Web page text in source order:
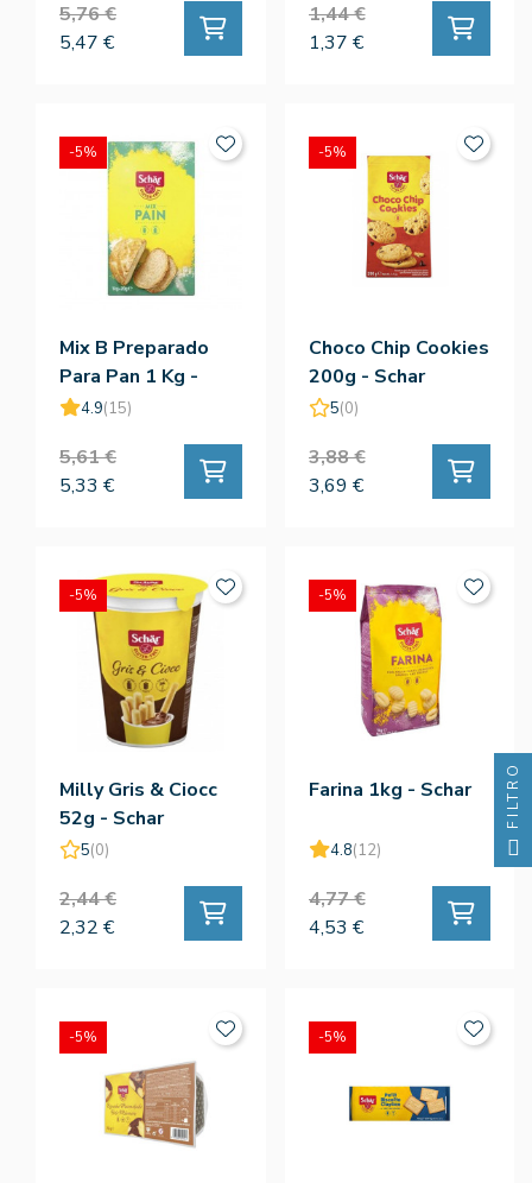
5,76 €
5,47 €
1,44 €
1,37 €
Mix B Preparado
Para Pan 1 Kg -
Schar
4.9(15)
5,61 €
5,33 €
-5%
Choco Chip Cookies
200g - Schar
5(0)
3,88 €
3,69 €
-5%
Milly Gris & Ciocc
52g - Schar
5(0)
2,44 €
2,32 €
-5%
Farina 1kg - Schar
4.8(12)
4,77 €
4,53 €
-5%
-5% -5%
FILTRO